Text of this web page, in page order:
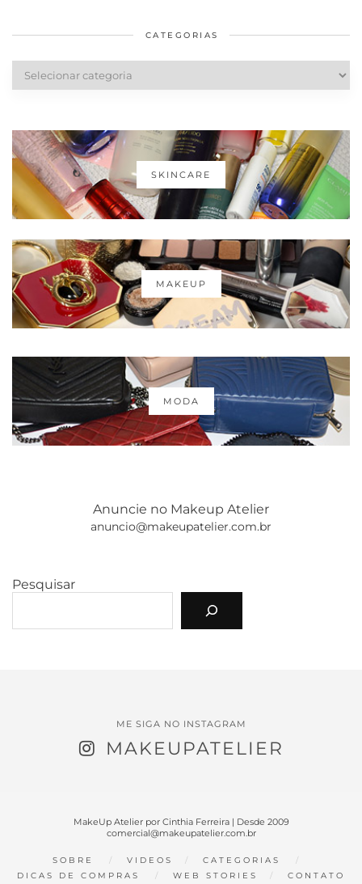
CATEGORIAS
SKINCARE
MAKEUP
MODA
Anuncie no Makeup Atelier
anuncio@makeupatelier.com.br
Pesquisar
ME SIGA NO INSTAGRAM
MAKEUPATELIER
MakeUp Atelier por Cinthia Ferreira | Desde 2009
comercial@makeupatelier.com.br
SOBRE VIDEOS
CATEGORIAS
DICAS DE COMPRAS
WEB STORIES CONTATO